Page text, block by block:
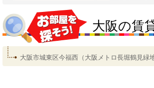
大阪の賃
大阪市城東区今福西（大阪メトロ長堀鶴見緑